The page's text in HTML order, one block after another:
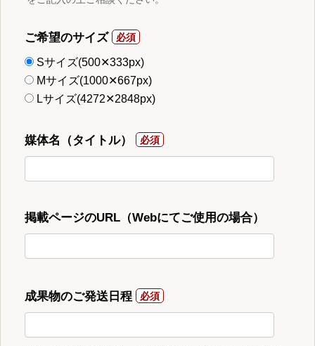
ご希望のサイズ
Sサイズ(500✕333px)
Mサイズ(1000✕667px)
Lサイズ(4272✕2848px)
媒体名（タイトル）
掲載ページのURL（Webにてご使用の場合）
成果物のご発送日程